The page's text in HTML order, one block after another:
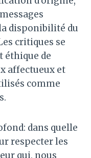
disponibilité du
critiques se
éthique de
affectueux et
comme
dans quelle
respecter les
qui, nous